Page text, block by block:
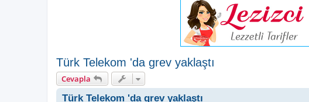
Türk Telekom 'da grev yaklaştı
Cevapla
Türk Telekom 'da grev yaklaştı